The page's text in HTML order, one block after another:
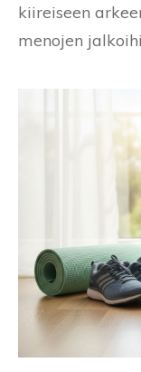
kiireiseen
menojen